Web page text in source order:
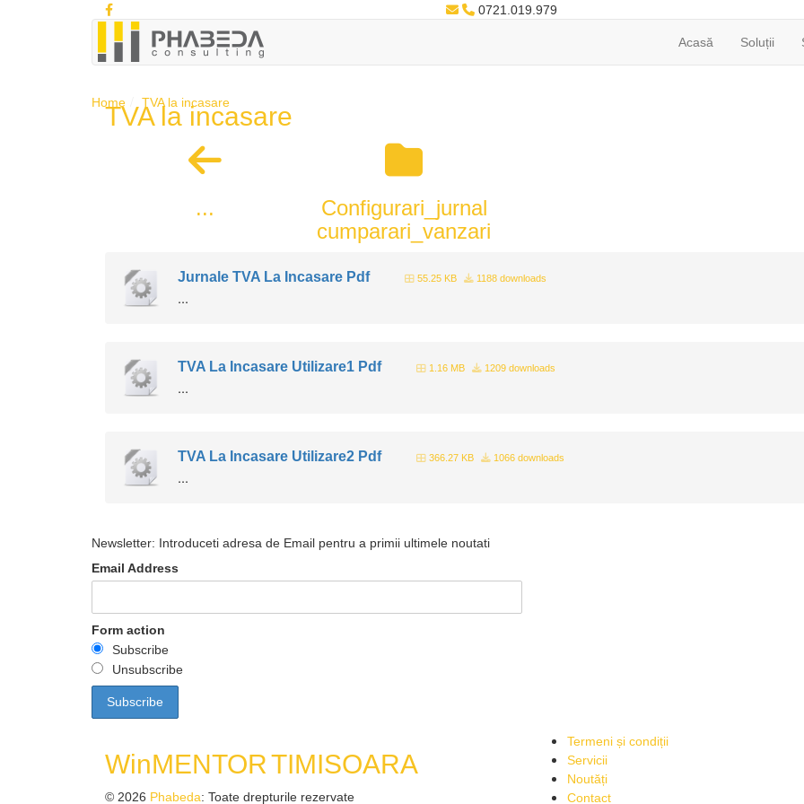
0721.019.979
Acasă Soluții
TVA la incasare
Home TVA la incasare
...
Configurari_jurnal
cumparari_vanzari
Jurnale TVA La Incasare Pdf 55.25 KB 1188 downloads
...
TVA La Incasare Utilizare1 Pdf 1.16 MB 1209 downloads
...
TVA La Incasare Utilizare2 Pdf 366.27 KB 1066 downloads
...
Newsletter: Introduceti adresa de Email pentru a primii ultimele noutati
Email Address
Form action
Subscribe
Unsubscribe
WinMENTORTIMISOARA
© 2026 Phabeda: Toate drepturile rezervate
Termeni și condiții
Servicii
Noutăți
Contact